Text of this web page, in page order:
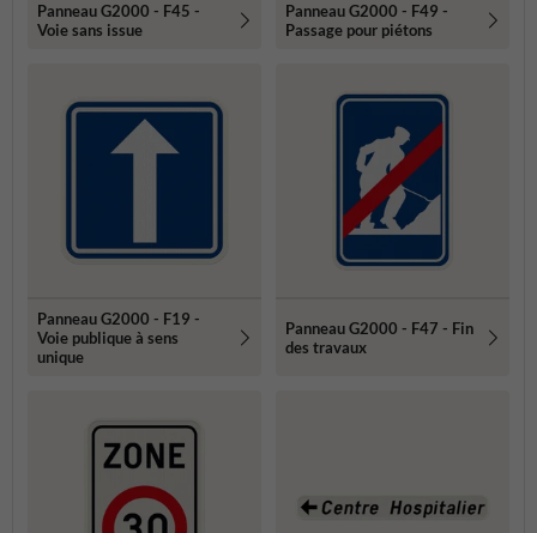
Panneau G2000 - F45 -
Voie sans issue
Panneau G2000 - F49 -
Passage pour piétons
Panneau G2000 - F19 -
Voie publique à sens
unique
Panneau G2000 - F47 - Fin
des travaux